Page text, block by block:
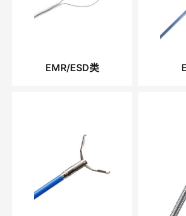
EMR/ESD类